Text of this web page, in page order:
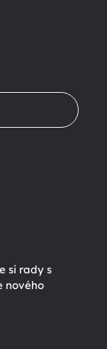
si rady s
nového